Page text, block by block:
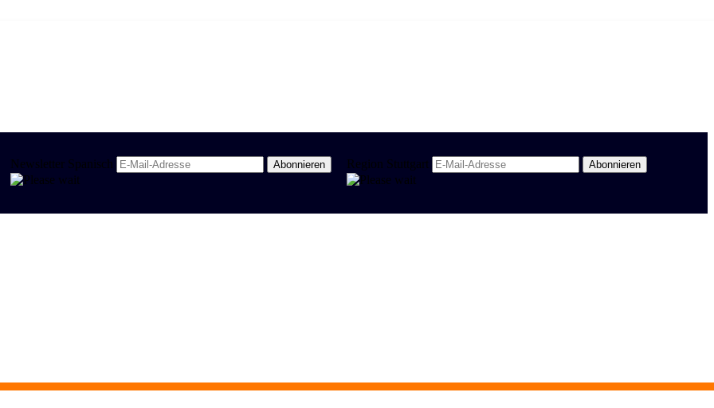
Newsletter Spanisch Region Stuttgart